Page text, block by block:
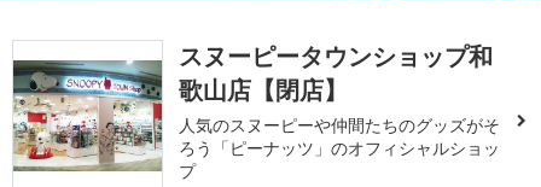
スヌーピータウンショップ和
歌山店【閉店】
人気のスヌーピーや仲間たちのグッズがそ
ろう「ピーナッツ」のオフィシャルショッ
プ